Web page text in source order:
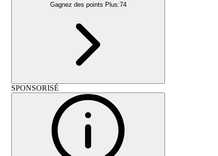
Gagnez des points Plus:74
SPONSORISÉ